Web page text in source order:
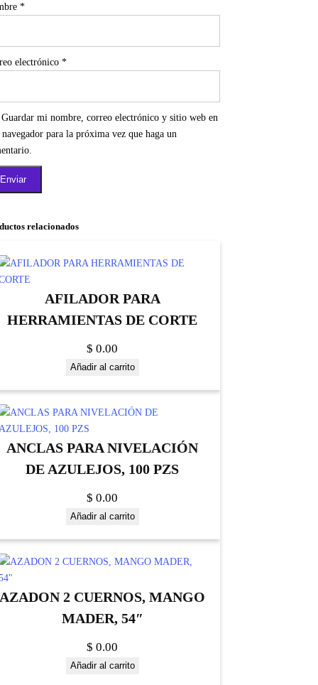
*
electrónico *
Guardar mi nombre, correo electrónico y sitio web en
navegador para la próxima vez que haga un
relacionados
AFILADOR PARA
HERRAMIENTAS DE CORTE
$ 0.00
Añadir al carrito
ANCLAS PARA NIVELACIÓN
DE AZULEJOS, 100 PZS
$ 0.00
Añadir al carrito
AZADON 2 CUERNOS, MANGO
MADER, 54″
$ 0.00
Añadir al carrito